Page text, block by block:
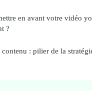
en avant votre vidéo
?
contenu : pilier de la